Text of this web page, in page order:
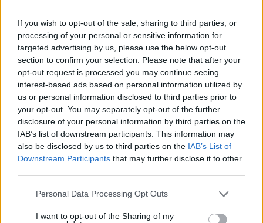
If you wish to opt-out of the sale, sharing to third parties, or
processing of your personal or sensitive information for
targeted advertising by us, please use the below opt-out
section to confirm your selection. Please note that after your
opt-out request is processed you may continue seeing
interest-based ads based on personal information utilized by
us or personal information disclosed to third parties prior to
your opt-out. You may separately opt-out of the further
disclosure of your personal information by third parties on the
IAB’s list of downstream participants. This information may
also be disclosed by us to third parties on the IAB’s List of
Downstream Participants that may further disclose it to other
Please note that this website/app uses one or more Google
not limited to your visit or usage behaviour. You may click to
Personal Data Processing Opt Outs
I want to opt-out of the Sharing of my
Στην τοποθέτησή του ο Πρωθυπουργός
ανέφερε:«Σεβασμιώτατε, κ. Περιφερειάρχα, κ.
Δήμαρχε, κυρίες και κύριοι, ξαναβρισκόμαστε
-ενδεχομένως αυτό να είναι και συμβολικό- σε
ένα σημείο το οποίο έχει τη δική του ιστορική
αξία, διότι από αυτό εδώ το μπαλκόνι, το
θυμάστε πολύ καλά, το καλοκαίρι του 2020
είχαμε ουσιαστικά εξαγγείλει το άνοιγμα του
ελληνικού τουρισμού με ασφάλεια, ενόσω
κορωνοϊού. Δικαιωθήκαμε -και το ξέρετε καλά-
γι’ αυτή μας την επιλογή, αποδεικνύοντας στην